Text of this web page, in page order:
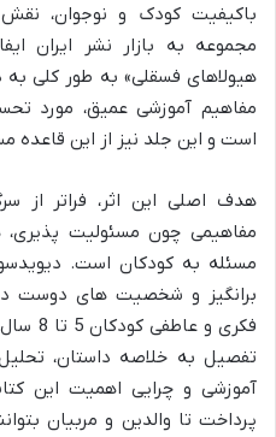
باکیفیت کودک و نوجوان،
مجموعه به بازار نشر ایران
هیولاهای فسقلی» به طور کلی به
مفاهیم آموزشی عمیق، مورد
است و این جلد نیز از این قاعده
هدف اصلی این اثر، فراتر از
مفاهیمی چون مسئولیت
مسئله به کودکان است.
برانگیز و شخصیت های دوست
فکری
تفصیل به خلاصه داستان،
آموزشی و چرایی اهمیت این
پرداخت تا والدین و مربیان